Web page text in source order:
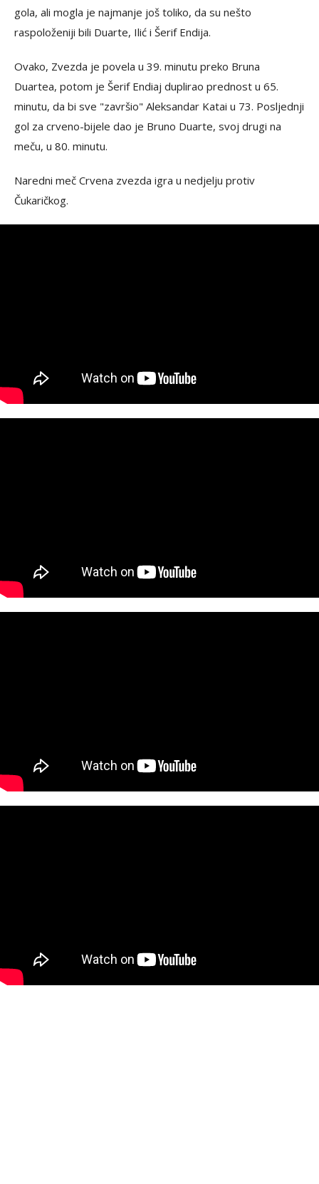
gola, ali mogla je najmanje još toliko, da su nešto
raspoloženiji bili Duarte, Ilić i Šerif Endija.
Ovako, Zvezda je povela u 39. minutu preko Bruna
Duartea, potom je Šerif Endiaj duplirao prednost u 65.
minutu, da bi sve "završio" Aleksandar Katai u 73. Posljednji
gol za crveno-bijele dao je Bruno Duarte, svoj drugi na
meču, u 80. minutu.
Naredni meč Crvena zvezda igra u nedjelju protiv
Čukaričkog.